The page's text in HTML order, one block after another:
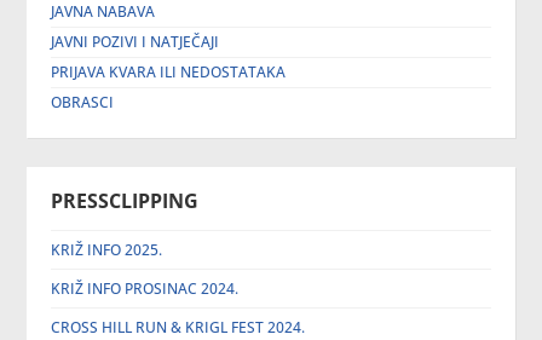
JAVNA NABAVA
JAVNI POZIVI I NATJEČAJI
PRIJAVA KVARA ILI NEDOSTATAKA
OBRASCI
PRESSCLIPPING
KRIŽ INFO 2025.
KRIŽ INFO PROSINAC 2024.
CROSS HILL RUN & KRIGL FEST 2024.